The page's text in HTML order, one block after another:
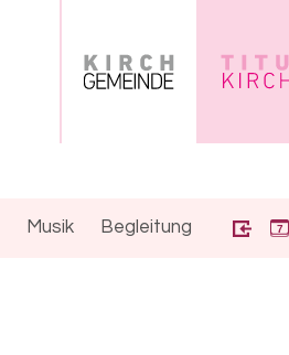
Musik Begleitung 7